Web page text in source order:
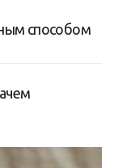
способом